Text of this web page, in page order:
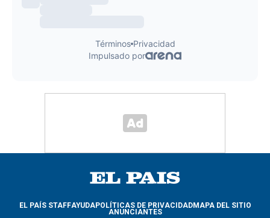
EL PAÍS STAFFAYUDAPOLÍTICAS DE PRIVACIDADMAPA DEL SITIO
ANUNCIANTES